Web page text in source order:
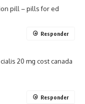
pill – pills for ed
cialis 20 mg cost canada
Responder
Responder